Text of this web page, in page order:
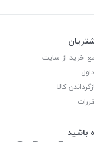
خرید از سایت
کالا
باشید